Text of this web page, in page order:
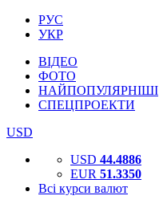
РУС
УКР
ВІДЕО
ФОТО
НАЙПОПУЛЯРНІШІ
СПЕЦПРОЕКТИ
USD
USD 44.4886
EUR 51.3350
Всі курси валют